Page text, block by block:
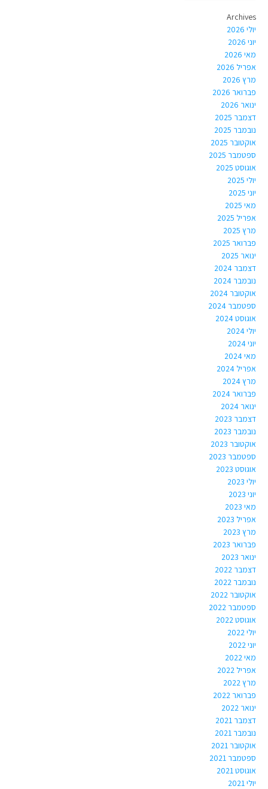
Archives
יולי 2026
יוני 2026
מאי 2026
אפריל 2026
מרץ 2026
פברואר 2026
ינואר 2026
דצמבר 2025
נובמבר 2025
אוקטובר 2025
ספטמבר 2025
אוגוסט 2025
יולי 2025
יוני 2025
מאי 2025
אפריל 2025
מרץ 2025
פברואר 2025
ינואר 2025
דצמבר 2024
נובמבר 2024
אוקטובר 2024
ספטמבר 2024
אוגוסט 2024
יולי 2024
יוני 2024
מאי 2024
אפריל 2024
מרץ 2024
פברואר 2024
ינואר 2024
דצמבר 2023
נובמבר 2023
אוקטובר 2023
ספטמבר 2023
אוגוסט 2023
יולי 2023
יוני 2023
מאי 2023
אפריל 2023
מרץ 2023
פברואר 2023
ינואר 2023
דצמבר 2022
נובמבר 2022
אוקטובר 2022
ספטמבר 2022
אוגוסט 2022
יולי 2022
יוני 2022
מאי 2022
אפריל 2022
מרץ 2022
פברואר 2022
ינואר 2022
דצמבר 2021
נובמבר 2021
אוקטובר 2021
ספטמבר 2021
אוגוסט 2021
יולי 2021